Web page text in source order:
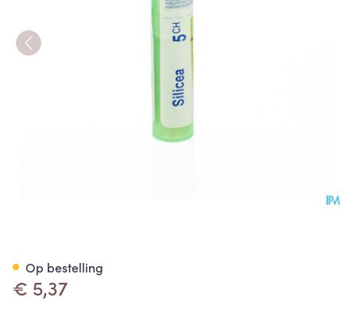
€ 5,37
Op bestelling